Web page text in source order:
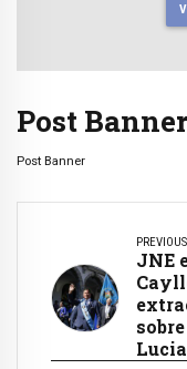
Post Banner
Post Banner
PREVIOUS
JNE